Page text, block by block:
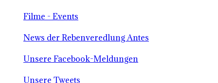
Filme - Events
News der Rebenveredlung Antes
Unsere Facebook-Meldungen
Unsere Tweets